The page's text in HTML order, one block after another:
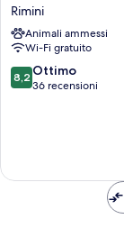
VELA
Rimini
Rimini
Animali ammessi
Wi-Fi gratuito
8.2
su
8,2 Ottimo
36 recensioni